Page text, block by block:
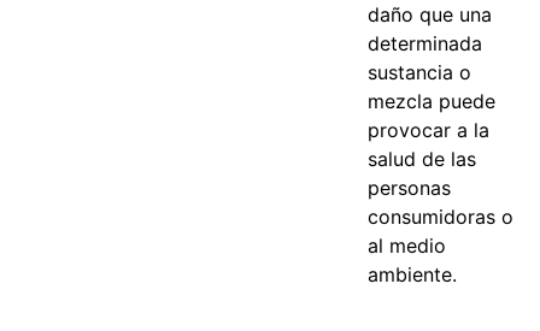
daño que una
determinada
sustancia o
mezcla puede
provocar a la
salud de las
personas
consumidoras o
al medio
ambiente.